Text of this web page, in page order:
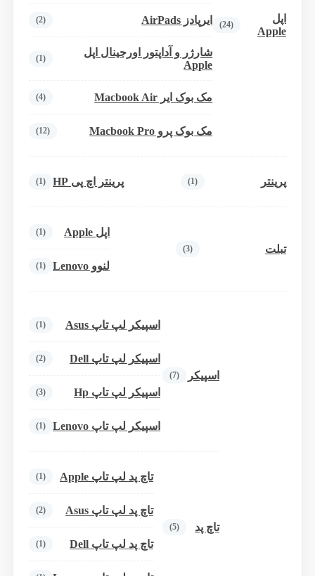
اپل
Apple
(24) ایرپادز AirPads (2)
شارژر و آداپتور اورجینال اپل
Apple
(1)
مک بوک ایر Macbook Air (4)
مک بوک پرو Macbook Pro (12)
پرینتر (1) پرینتر اچ پی HP (1)
تبلت (3)
اپل Apple (1)
لنوو Lenovo (1)
اسپیکر (7)
اسپیکر لپ تاپ Asus (1)
اسپیکر لپ تاپ Dell (2)
اسپیکر لپ تاپ Hp (3)
اسپیکر لپ تاپ Lenovo (1)
تاچ پد (5)
تاچ پد لپ تاپ Apple (1)
تاچ پد لپ تاپ Asus (2)
تاچ پد لپ تاپ Dell (1)